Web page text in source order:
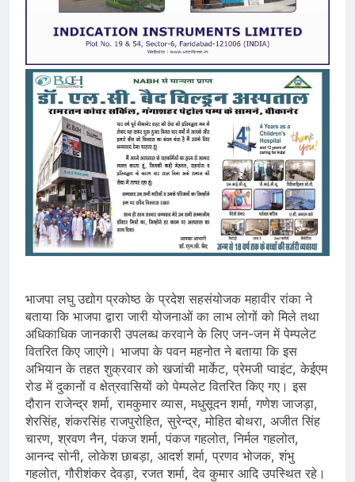
भाजपा लघु उद्योग प्रकोष्ठ के प्रदेश सहसंयोजक महावीर रांका ने
बताया कि भाजपा द्वारा जारी योजनाओं का लाभ लोगों को मिले तथा
अधिकाधिक जानकारी उपलब्ध करवाने के लिए जन-जन में पेम्पलेट
वितरित किए जाएंगे। भाजपा के पवन महनोत ने बताया कि इस
अभियान के तहत शुक्रवार को खजांची मार्केट, प्रेमजी प्वाइंट, केईएम
रोड में दुकानों व क्षेत्रवासियों को पेम्पलेट वितरित किए गए। इस
दौरान राजेन्द्र शर्मा, रामकुमार व्यास, मधुसूदन शर्मा, गणेश जाजड़ा,
शेरसिंह, शंकरसिंह राजपुरोहित, सुरेन्द्र, मोहित बोथरा, अजीत सिंह
चारण, श्रवण नैन, पंकज शर्मा, पंकज गहलोत, निर्मल गहलोत,
आनन्द सोनी, लोकेश छाबड़ा, आदर्श शर्मा, प्रणव भोजक, शंभु
गहलोत, गौरीशंकर देवड़ा, रजत शर्मा, देव कुमार आदि उपस्थित रहे।